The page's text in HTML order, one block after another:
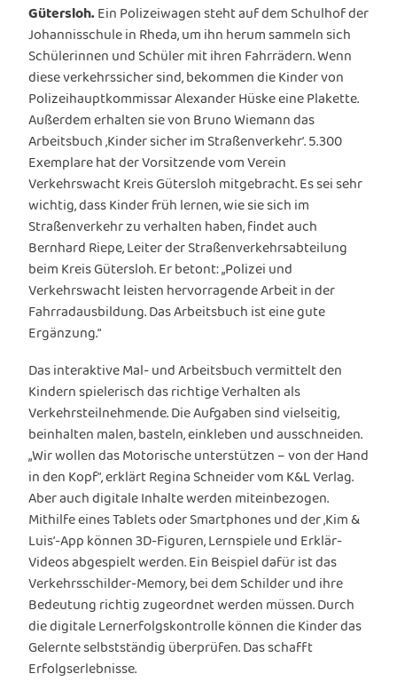
Gütersloh.Ein Polizeiwagen steht auf dem Schulhof der
Johannisschule in Rheda, um ihn herum sammeln sich
Schülerinnen und Schüler mit ihren Fahrrädern. Wenn
diese verkehrssicher sind, bekommen die Kinder von
Polizeihauptkommissar Alexander Hüske eine Plakette.
Außerdem erhalten sie von Bruno Wiemann das
Arbeitsbuch ‚Kinder sicher im Straßenverkehr‘. 5.300
Exemplare hat der Vorsitzende vom Verein
Verkehrswacht Kreis Gütersloh mitgebracht. Es sei sehr
wichtig, dass Kinder früh lernen, wie sie sich im
Straßenverkehr zu verhalten haben, findet auch
Bernhard Riepe, Leiter der Straßenverkehrsabteilung
beim Kreis Gütersloh. Er betont: „Polizei und
Verkehrswacht leisten hervorragende Arbeit in der
Fahrradausbildung. Das Arbeitsbuch ist eine gute
Ergänzung.“
Das interaktive Mal- und Arbeitsbuch vermittelt den
Kindern spielerisch das richtige Verhalten als
Verkehrsteilnehmende. Die Aufgaben sind vielseitig,
beinhalten malen, basteln, einkleben und ausschneiden.
„Wir wollen das Motorische unterstützen – von der Hand
in den Kopf“, erklärt Regina Schneider vom K&L Verlag.
Aber auch digitale Inhalte werden miteinbezogen.
Mithilfe eines Tablets oder Smartphones und der ‚Kim &
Luis‘-App können 3D-Figuren, Lernspiele und Erklär-
Videos abgespielt werden. Ein Beispiel dafür ist das
Verkehrsschilder-Memory, bei dem Schilder und ihre
Bedeutung richtig zugeordnet werden müssen. Durch
die digitale Lernerfolgskontrolle können die Kinder das
Gelernte selbstständig überprüfen. Das schafft
Erfolgserlebnisse.